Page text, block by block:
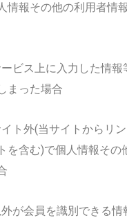
情報その他の利用者情
ビス上に入力した情報
まった場合
ト外(当サイトからリ
を含む)で個人情報その
が会員を識別できる情